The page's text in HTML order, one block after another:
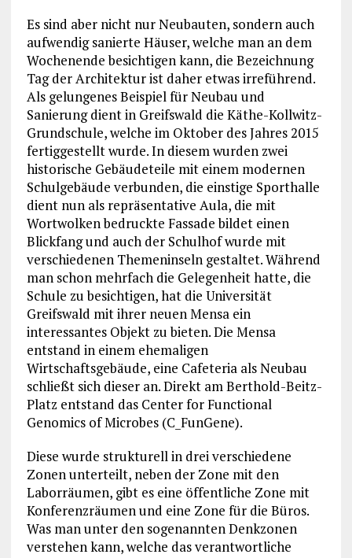
Es sind aber nicht nur Neubauten, sondern auch
aufwendig sanierte Häuser, welche man an dem
Wochenende besichtigen kann, die Bezeichnung
Tag der Architektur ist daher etwas irreführend.
Als gelungenes Beispiel für Neubau und
Sanierung dient in Greifswald die Käthe-Kollwitz-
Grundschule, welche im Oktober des Jahres 2015
fertiggestellt wurde. In diesem wurden zwei
historische Gebäudeteile mit einem modernen
Schulgebäude verbunden, die einstige Sporthalle
dient nun als repräsentative Aula, die mit
Wortwolken bedruckte Fassade bildet einen
Blickfang und auch der Schulhof wurde mit
verschiedenen Themeninseln gestaltet. Während
man schon mehrfach die Gelegenheit hatte, die
Schule zu besichtigen, hat die Universität
Greifswald mit ihrer neuen Mensa ein
interessantes Objekt zu bieten. Die Mensa
entstand in einem ehemaligen
Wirtschaftsgebäude, eine Cafeteria als Neubau
schließt sich dieser an. Direkt am Berthold-Beitz-
Platz entstand das Center for Functional
Genomics of Microbes (C_FunGene).
Diese wurde strukturell in drei verschiedene
Zonen unterteilt, neben der Zone mit den
Laborräumen, gibt es eine öffentliche Zone mit
Konferenzräumen und eine Zone für die Büros.
Was man unter den sogenannten Denkzonen
verstehen kann, welche das verantwortliche